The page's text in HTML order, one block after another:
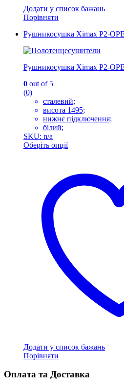
Додати у список бажань
Порівняти
Рушникосушка Ximax P2-
Рушникосушка Ximax P2-
0 out of 5
(0)
сталевий;
висота 1495;
нижнє підключення;
білий;
SKU: n/a
Оберіть опції
варіантів.
Параметри
можна
вибрати
сторінці
товару
Додати у список бажань
Порівняти
Оплата та Доставка